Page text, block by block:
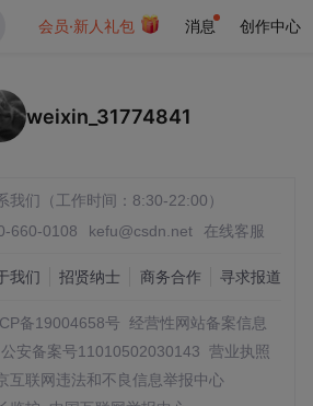
会员·新人礼包 消息 创作中心
weixin_31774841
我们（工作时间：8:30-22:00）
660-0108
kefu@csdn.net 在线客服
我们 招贤纳士 商务合作 寻求报道
备19004658号 经营性网站备案信息
公安备案号11010502030143 营业执照
互联网违法和不良信息举报中心